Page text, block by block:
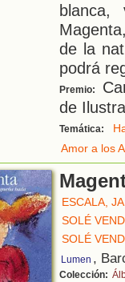
de la
podrá
Premio:
de
Temática:
Amor a los
ESCALA,
SOLÉ
SOLÉ
Lumen ,
Colección: